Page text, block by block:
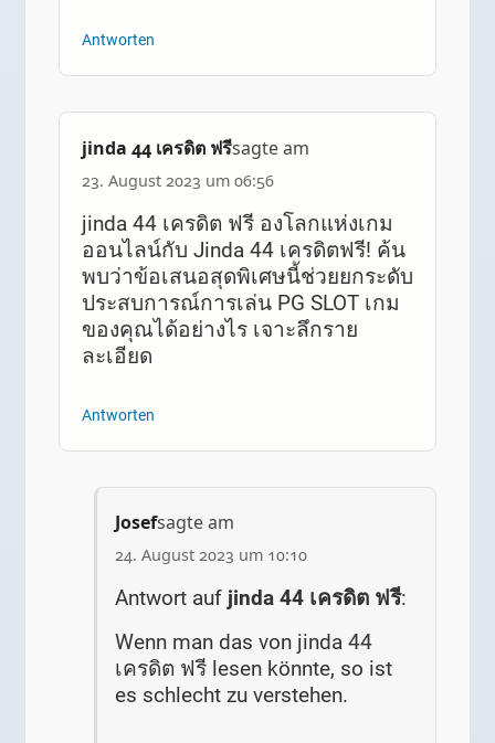
Antworten
jinda 44 เครดิต ฟรีsagte am
23. August 2023 um 06:56
jinda 44 เครดิต ฟรี องโลกแห่งเกม
ออนไลน์กับ Jinda 44 เครดิตฟรี! ค้น
พบว่าข้อเสนอสุดพิเศษนี้ช่วยยกระดับ
ประสบการณ์การเล่น PG SLOT เกม
ของคุณได้อย่างไร เจาะลึกราย
ละเอียด
Antworten
Josefsagte am
24. August 2023 um 10:10
Antwort auf jinda 44 เครดิต ฟรี:
Wenn man das von jinda 44
เครดิต ฟรี lesen könnte, so ist
es schlecht zu verstehen.